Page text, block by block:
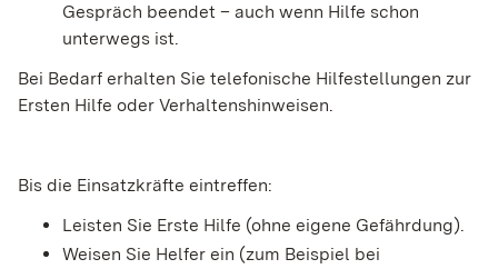
Gespräch beendet – auch wenn Hilfe schon
unterwegs ist.
Bei Bedarf erhalten Sie telefonische Hilfestellungen zur
Ersten Hilfe oder Verhaltenshinweisen.
Bis die Einsatzkräfte eintreffen:
Leisten Sie Erste Hilfe (ohne eigene Gefährdung).
Weisen Sie Helfer ein (zum Beispiel bei